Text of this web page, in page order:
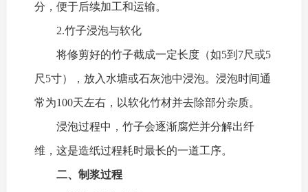
分，便于后续加工和运输。
2.竹子浸泡与软化
将修剪好的竹子截成一定长度（如5到7尺或5
尺5寸），放入水塘或石灰池中浸泡。浸泡时间通
常为100天左右，以软化竹材并去除部分杂质。
浸泡过程中，竹子会逐渐腐烂并分解出纤
维，这是造纸过程耗时最长的一道工序。
二、制浆过程